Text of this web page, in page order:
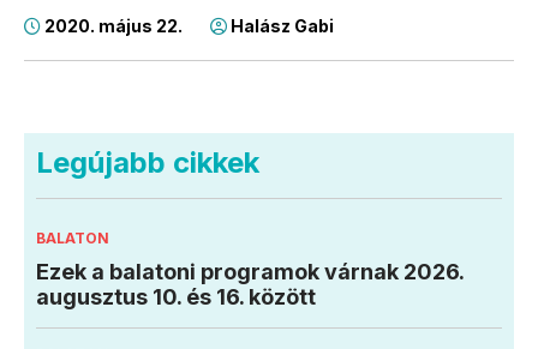
2020. május 22. Halász Gabi
Legújabb cikkek
BALATON
Ezek a balatoni programok várnak 2026.
augusztus 10. és 16. között